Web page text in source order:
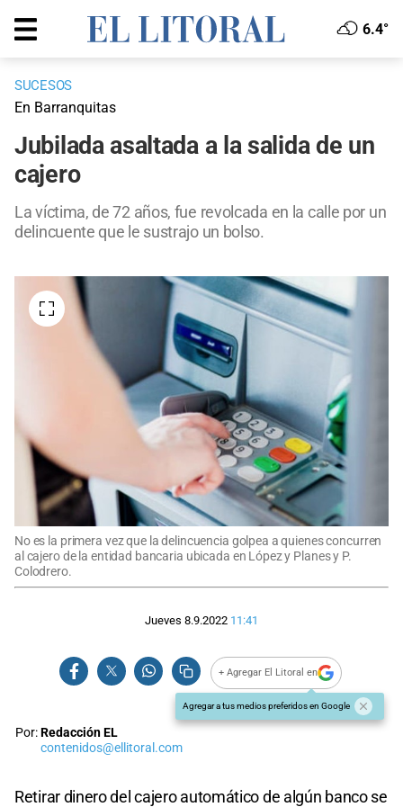
6.4°
SUCESOS
En Barranquitas
Jubilada asaltada a la salida de un
cajero
La víctima, de 72 años, fue revolcada en la calle por un
delincuente que le sustrajo un bolso.
No es la primera vez que la delincuencia golpea a quienes concurren
al cajero de la entidad bancaria ubicada en López y Planes y P.
Colodrero.
Jueves 8.9.2022 11:41
+ Agregar El Litoral en
Agregar a tus medios preferidos en Google
Por:Redacción EL
contenidos@ellitoral.com
Retirar dinero del cajero automático de algún banco se